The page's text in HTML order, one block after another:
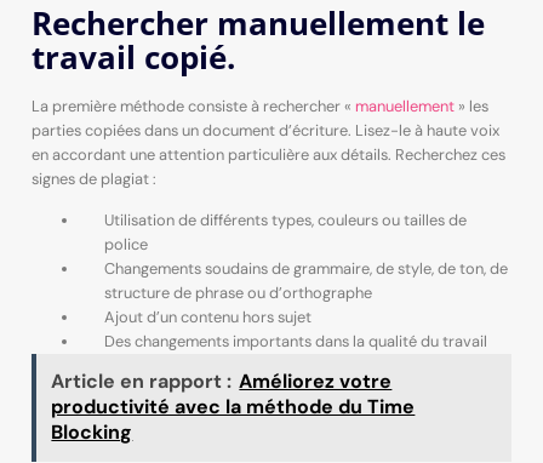
Rechercher manuellement le
travail copié.
La première méthode consiste à rechercher « manuellement» les
parties copiées dans un document d’écriture. Lisez-le à haute voix
en accordant une attention particulière aux détails. Recherchez ces
signes de plagiat :
Utilisation de différents types, couleurs ou tailles de
police
Changements soudains de grammaire, de style, de ton, de
structure de phrase ou d’orthographe
Ajout d’un contenu hors sujet
Des changements importants dans la qualité du travail
Article en rapport : Améliorez votre
productivité avec la méthode du Time
Blocking